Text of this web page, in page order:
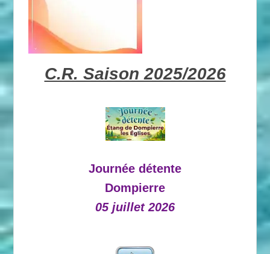
C.R. Saison 2025/2026
Journée détente
Dompierre
05 juillet 2026